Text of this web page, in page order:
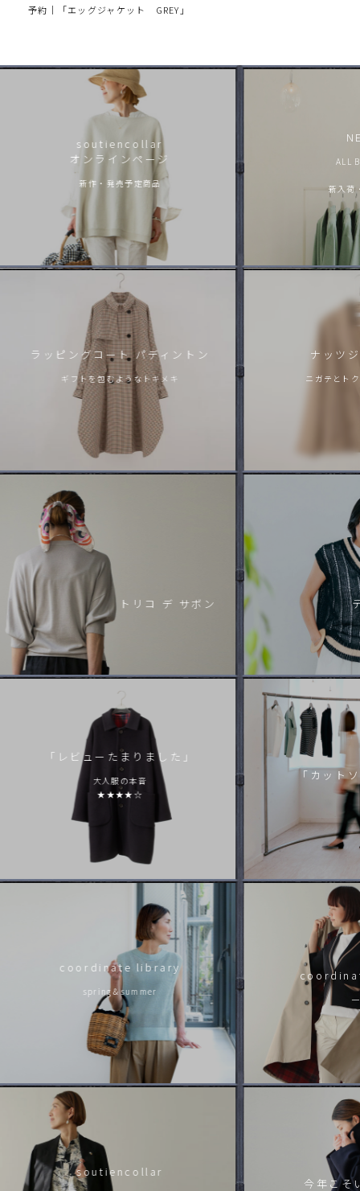
予約│「エッグジャケット GREY」
2026.8.5
到着｜2026AW「マガジン」
進捗情報│「エッグジャケット新色」
到着「マカロンパンツ」ウール
到着｜「ハーブブラウス」
2026.8.4
到着｜2026AW「ランタンセーター」
2026.8.4
到着│「スモークコート」
到着｜26AW「ペニンシュラニット」
2026.8.1
2026AW 予約｜ANTIPAST
完売・予約｜「おかかえバッグL」
到着 |「シェルブールコート」ベージュ
2026.7.31
到着 |「ラッピングコート」
2026.7.31
進捗情報｜「セナカドレスサンセット」
2026.7.30
到着｜2026AW「ベールタートル」
2026.7.30
到着｜2026AW「サロン ド テ」
2026.7.30
予約│christianwijnats 2026AW
到着｜2026AW「トリコ デ サボン ウール」
この秋、新しい生地で…│「アロンジェコート・ブラック」
2026.7.29
予約│「ノーブルマント」
到着｜2026AW「シルヴィベスト」
到着 |「オールウェイズコート」
進捗情報 |「イーゼルジャケット」
2026.7.28
進捗情報 |「ラッピングコート パディントン」
到着│「スリッポンコート・プロヴァンス」
到着｜2026AW「カタマキ」
2026.7.27
到着│「スリッポンコート」
soutiencollar
オンラインページ
新作・発売予定商品
ALL
新入荷
ラッピングコート パディントン
ギフトを包むようなトキメキ
ナッツ
ニガテとト
トリコ デ サボン
「レビューたまりました」
大人服の本音
★★★★☆
「カット
coordinate library
spring＆summer
soutiencollar
今年こそ